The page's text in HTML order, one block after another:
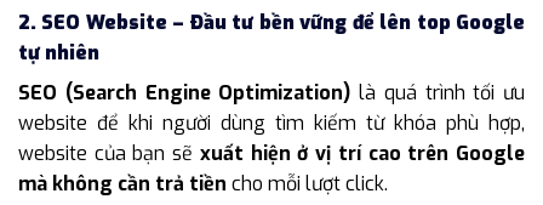
2. SEO Website – Đầu tư bền vững để lên top Google
tự nhiên
SEO (Search Engine Optimization) là quá trình tối ưu
website để khi người dùng tìm kiếm từ khóa phù hợp,
website của bạn sẽ xuất hiện ở vị trí cao trên Google
mà không cần trả tiền cho mỗi lượt click.